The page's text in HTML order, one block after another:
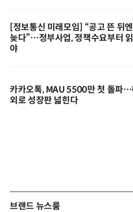
[정보통신 미래모임] “공고 뜬 뒤엔
늦다”…정부사업, 정책수요부터
야
카카오톡, MAU 5500만 첫 돌파…
외로 성장판 넓힌다
브랜드 뉴스룸